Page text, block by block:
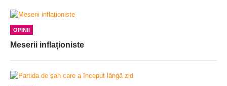
OPINII
Meserii inflaționiste